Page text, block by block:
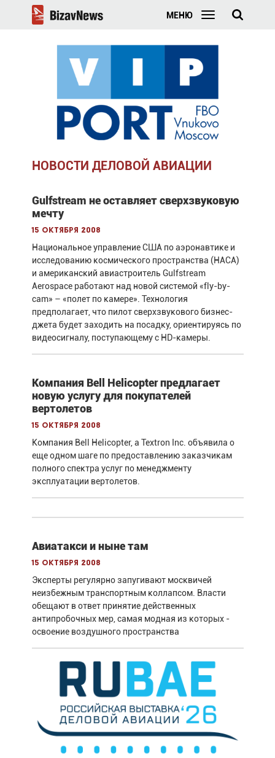
МЕНЮ
НОВОСТИ ДЕЛОВОЙ АВИАЦИИ
Gulfstream не оставляет сверхзвуковую
мечту
15 октября 2008
Национальное управление США по аэронавтике и
исследованию космического пространства (НАСА)
и американский авиастроитель Gulfstream
Aerospace работают над новой системой «fly-by-
cam» – «полет по камере». Технология
предполагает, что пилот сверхзвукового бизнес-
джета будет заходить на посадку, ориентируясь по
видеосигналу, поступающему с HD-камеры.
Компания Bell Helicopter предлагает
новую услугу для покупателей
вертолетов
15 октября 2008
Компания Bell Helicopter, a Textron Inc. объявила о
еще одном шаге по предоставлению заказчикам
полного спектра услуг по менеджменту
эксплуатации вертолетов.
Авиатакси и ныне там
15 октября 2008
Эксперты регулярно запугивают москвичей
неизбежным транспортным коллапсом. Власти
обещают в ответ принятие действенных
антипробочных мер, самая модная из которых -
освоение воздушного пространства